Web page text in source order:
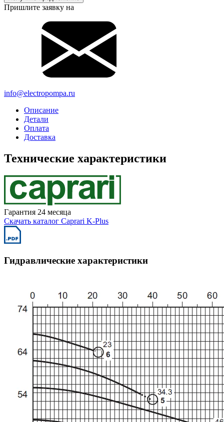
Пришлите заявку на
info@electropompa.ru
Описание
Детали
Оплата
Доставка
Технические характеристики
Гарантия 24 месяца
Скачать каталог Caprari K-Plus
Гидравлические характеристики